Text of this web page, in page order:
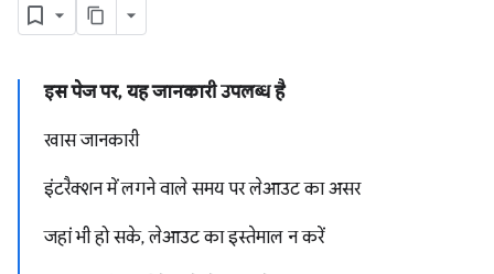
इस पेज पर, यह जानकारी उपलब्ध है
खास जानकारी
इंटरैक्शन में लगने वाले समय पर लेआउट का असर
जहां भी हो सके, लेआउट का इस्तेमाल न करें